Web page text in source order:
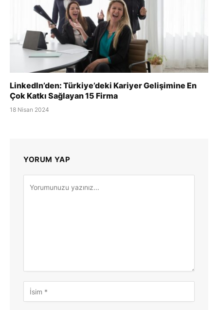
LinkedIn’den: Türkiye’deki Kariyer Gelişimine En
Çok Katkı Sağlayan 15 Firma
18 Nisan 2024
YORUM YAP